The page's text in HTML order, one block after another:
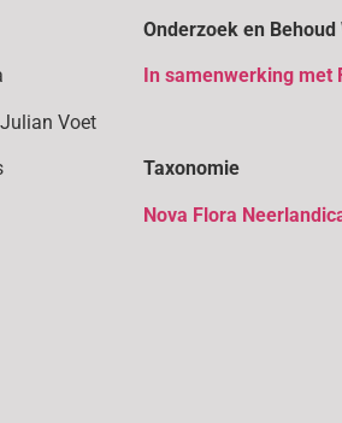
Voet
Onderzoek en Behoud
In samenwerking met
Taxonomie
Nova Flora